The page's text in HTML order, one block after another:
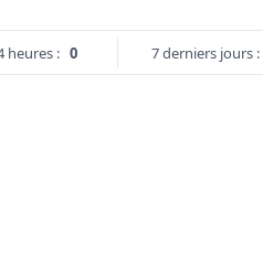
heures : 0 7 derniers jours :